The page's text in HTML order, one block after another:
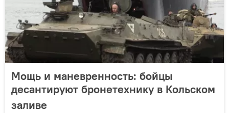
Мощь и маневренность: бойцы
десантируют бронетехнику в Кольском
заливе